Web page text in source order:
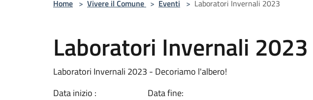
Home > Vivere il Comune > Eventi > Laboratori Invernali 2023
Laboratori Invernali 2023
Laboratori Invernali 2023 - Decoriamo l'albero!
Data inizio :
Data fine: